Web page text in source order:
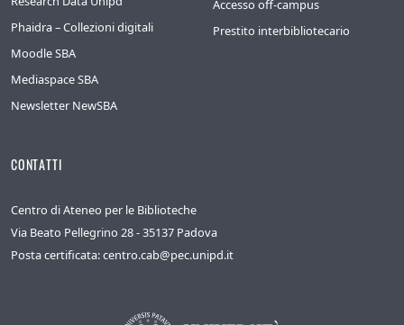
Phaidra – Collezioni digitali
Moodle SBA
Mediaspace SBA
Newsletter NewSBA
Accesso off-campus
Prestito interbibliotecario
CONTATTI
Centro di Ateneo per le Biblioteche
Via Beato Pellegrino 28 - 35137 Padova
Posta certificata: centro.cab@pec.unipd.it